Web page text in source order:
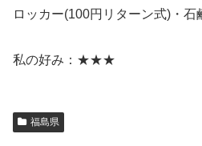
ロッカー(100円リターン式)・石
私の好み：★★★
福島県